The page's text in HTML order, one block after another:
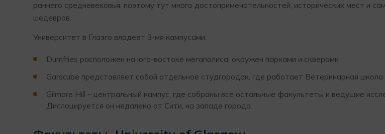
раннего средневековья, поэтому тут много достопримечательностей, исторических мест и
шедевров.
Университет в Глазго владеет 3-мя кампусами:
Dumfries расположен на юго-востоке мегаполиса, окружен парками и скверами
Garscube представляет собой отдельное студгородок, где работает Ветеринарная школа
Gilmore Hill – центральный кампус, где собраны все остальные факультеты и ведущие
Дислоцируется он недалеко от Сити, на западе города.